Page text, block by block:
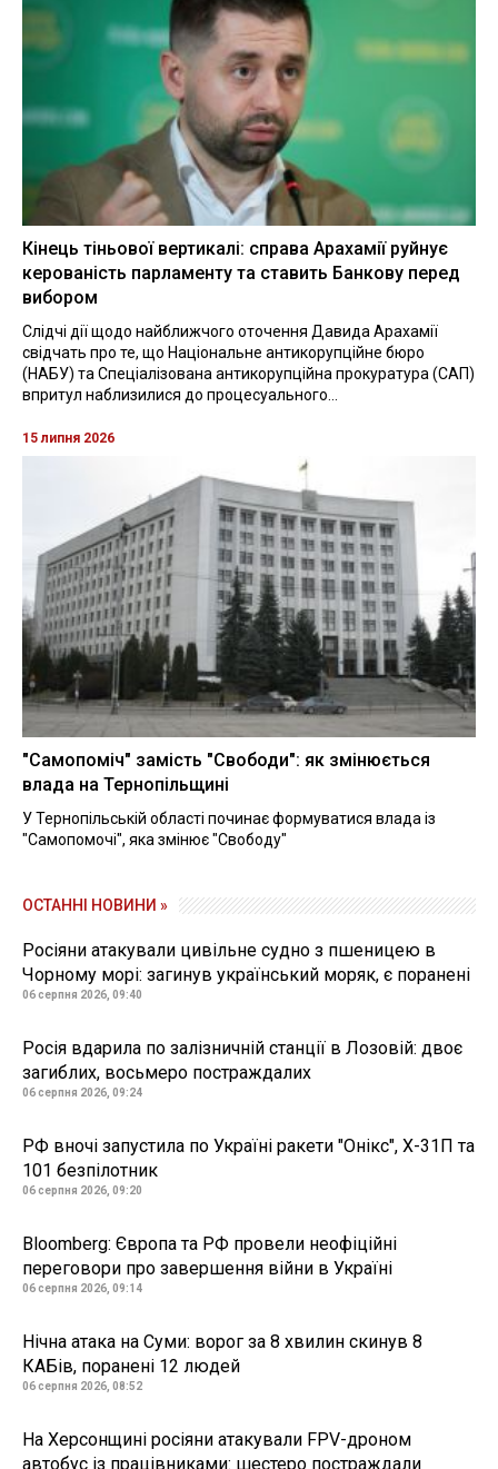
Кінець тіньової вертикалі: справа Арахамії руйнує
керованість парламенту та ставить Банкову перед
вибором
Слідчі дії щодо найближчого оточення Давида Арахамії
свідчать про те, що Національне антикорупційне бюро
(НАБУ) та Спеціалізована антикорупційна прокуратура (САП)
впритул наблизилися до процесуального...
15 липня 2026
"Самопоміч" замість "Свободи": як змінюється
влада на Тернопільщині
У Тернопільській області починає формуватися влада із
"Самопомочі", яка змінює "Свободу"
ОСТАННІ НОВИНИ »
Росіяни атакували цивільне судно з пшеницею в
Чорному морі: загинув український моряк, є поранені
06 серпня 2026, 09:40
Росія вдарила по залізничній станції в Лозовій: двоє
загиблих, восьмеро постраждалих
06 серпня 2026, 09:24
РФ вночі запустила по Україні ракети "Онікс", Х-31П та
101 безпілотник
06 серпня 2026, 09:20
Bloomberg: Європа та РФ провели неофіційні
переговори про завершення війни в Україні
06 серпня 2026, 09:14
Нічна атака на Суми: ворог за 8 хвилин скинув 8
КАБів, поранені 12 людей
06 серпня 2026, 08:52
На Херсонщині росіяни атакували FPV-дроном
автобус із працівниками: шестеро постраждали